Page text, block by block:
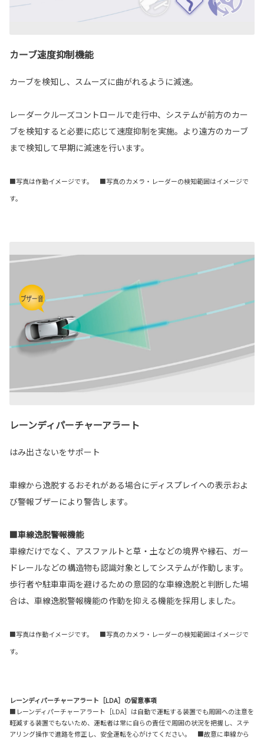
カーブ速度抑制機能
カーブを検知し、スムーズに曲がれるように減速。
レーダークルーズコントロールで走行中、システムが前方のカー
ブを検知すると必要に応じて速度抑制を実施。より遠方のカーブ
まで検知して早期に減速を行います。
■写真は作動イメージです。 ■写真のカメラ・レーダーの検知範囲はイメージで
す。
レーンディパーチャーアラート
はみ出さないをサポート
車線から逸脱するおそれがある場合にディスプレイへの表示およ
び警報ブザーにより警告します。
■車線逸脱警報機能
車線だけでなく、アスファルトと草・土などの境界や縁石、ガー
ドレールなどの構造物も認識対象としてシステムが作動します。
歩行者や駐車車両を避けるための意図的な車線逸脱と判断した場
合は、車線逸脱警報機能の作動を抑える機能を採用しました。
■写真は作動イメージです。 ■写真のカメラ・レーダーの検知範囲はイメージで
す。
レーンディパーチャーアラート［LDA］の留意事項
■レーンディパーチャーアラート［LDA］は自動で運転する装置でも周囲への注意を
軽減する装置でもないため、運転者は常に自らの責任で周囲の状況を把握し、ステ
アリング操作で進路を修正し、安全運転を心がけてください。 ■故意に車線から